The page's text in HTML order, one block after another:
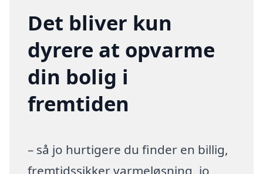
Det bliver kun
dyrere at opvarme
din bolig i
fremtiden
– så jo hurtigere du finder en billig,